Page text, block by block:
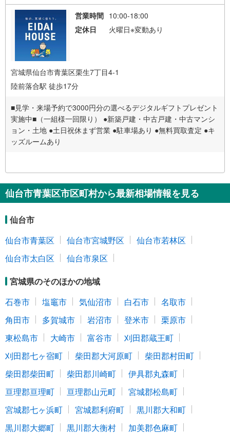
営業時間 10:00-18:00
定休日
火曜日※変動あり
宮城県仙台市青葉区栗生7丁目4-1
陸前落合駅 徒歩17分
■見学・来場予約で3000円分の選べるデジタルギフトプレゼント
実施中■（一組様一回限り） ●新築戸建・中古戸建・中古マンシ
ョン・土地 ●土日祝休まず営業 ●駐車場あり ●無料買取査定 ●キ
ッズルームあり
仙台市青葉区市区町村から最新相場情報を見る
仙台市
仙台市青葉区
仙台市宮城野区
仙台市若林区
仙台市太白区
仙台市泉区
宮城県のそのほかの地域
石巻市
塩竈市 気仙沼市 白石市
名取市
角田市
多賀城市 岩沼市 登米市
栗原市
東松島市
大崎市 富谷市
刈田郡蔵王町
刈田郡七ヶ宿町
柴田郡大河原町
柴田郡村田町
柴田郡柴田町
柴田郡川崎町
伊具郡丸森町
亘理郡亘理町
亘理郡山元町
宮城郡松島町
宮城郡七ヶ浜町
宮城郡利府町
黒川郡大和町
黒川郡大郷町
黒川郡大衡村
加美郡色麻町